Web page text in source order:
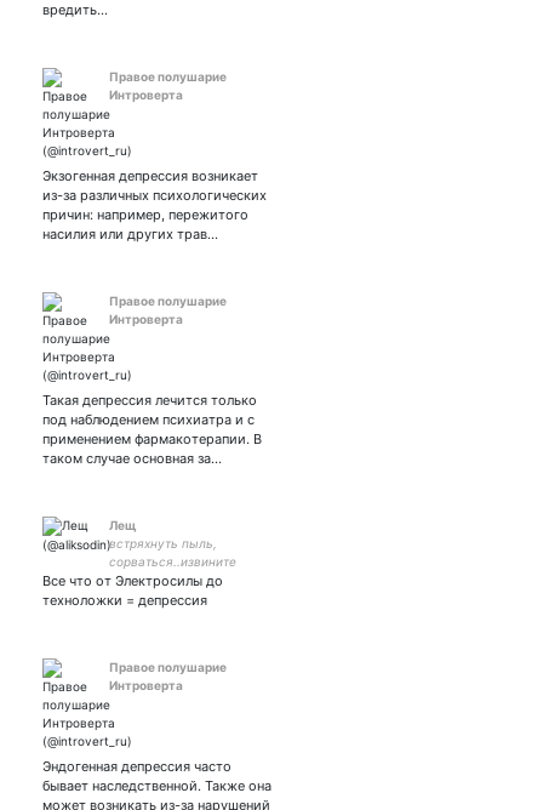
вредить…
Правое полушарие
Интроверта
Экзогенная депрессия возникает
из-за различных психологических
причин: например, пережитого
насилия или других трав…
Правое полушарие
Интроверта
Такая депрессия лечится только
под наблюдением психиатра и с
применением фармакотерапии. В
таком случае основная за…
Лещ
встряхнуть пыль,
сорваться..извините
мол,но не могу остаться..и
лететь,мчаться
Все что от Электросилы до
техноложки = депрессия
Правое полушарие
Интроверта
Эндогенная депрессия часто
бывает наследственной. Также она
может возникать из-за нарушений